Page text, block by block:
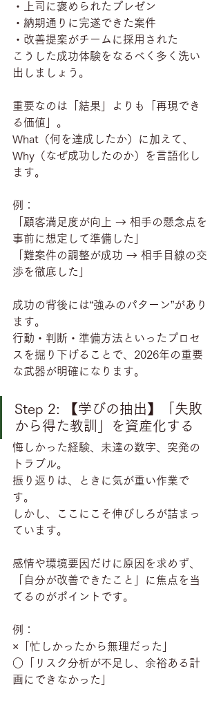
・上司に褒められたプレゼン
・納期通りに完遂できた案件
・改善提案がチームに採用された
こうした成功体験をなるべく多く洗い
出しましょう。
重要なのは「結果」よりも「再現でき
る価値」。
What（何を達成したか）に加えて、
Why（なぜ成功したのか）を言語化し
ます。
例：
「顧客満足度が向上 → 相手の懸念点を
事前に想定して準備した」
「難案件の調整が成功 → 相手目線の交
渉を徹底した」
成功の背後には“強みのパターン”があり
ます。
行動・判断・準備方法といったプロセ
スを掘り下げることで、2026年の重要
な武器が明確になります。
Step 2: 【学びの抽出】「失敗
から得た教訓」を資産化する
悔しかった経験、未達の数字、突発の
トラブル。
振り返りは、ときに気が重い作業で
す。
しかし、ここにこそ伸びしろが詰まっ
ています。
感情や環境要因だけに原因を求めず、
「自分が改善できたこと」に焦点を当
てるのがポイントです。
例：
×「忙しかったから無理だった」
○「リスク分析が不足し、余裕ある計
画にできなかった」